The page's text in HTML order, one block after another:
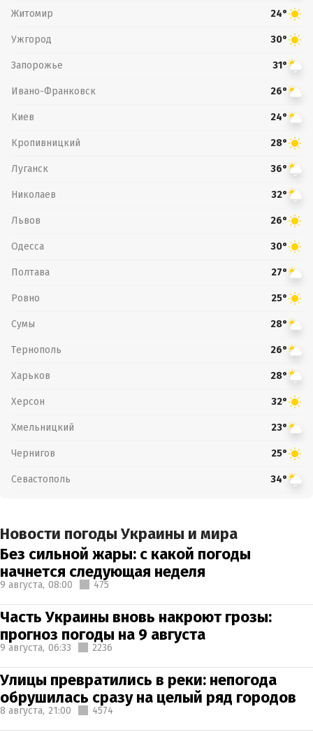
Житомир 24°
Ужгород 30°
Запорожье 31°
Ивано-Франковск 26°
Киев 24°
Кропивницкий 28°
Луганск 36°
Николаев 32°
Львов 26°
Одесса 30°
Полтава 27°
Ровно 25°
Сумы 28°
Тернополь 26°
Харьков 28°
Херсон 32°
Хмельницкий 23°
Чернигов 25°
Севастополь 34°
Новости погоды Украины и мира
Без сильной жары: с какой погоды
начнется следующая неделя
9 августа, 08:00 475
Часть Украины вновь накроют грозы:
прогноз погоды на 9 августа
9 августа, 06:33 2236
Улицы превратились в реки: непогода
обрушилась сразу на целый ряд городов
8 августа, 21:00 4574